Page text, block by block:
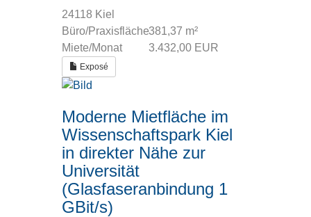
24118 Kiel
Büro/Praxisfläche381,37 m²
Miete/Monat
3.432,00 EUR
Exposé
Moderne Mietfläche im
Wissenschaftspark Kiel
in direkter Nähe zur
Universität
(Glasfaseranbindung 1
GBit/s)